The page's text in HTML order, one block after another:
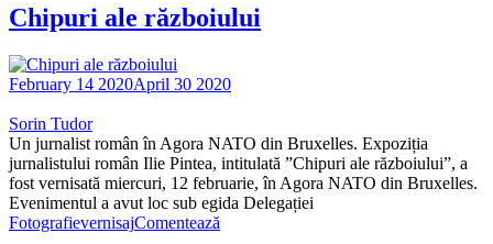
Chipuri ale războiului
February 14 2020April 30 2020
Sorin Tudor
Un jurnalist român în Agora NATO din Bruxelles. Expoziția
jurnalistului român Ilie Pintea, intitulată ”Chipuri ale războiului”, a
fost vernisată miercuri, 12 februarie, în Agora NATO din Bruxelles.
Evenimentul a avut loc sub egida Delegației
FotografievernisajComentează